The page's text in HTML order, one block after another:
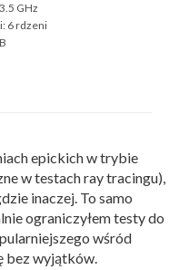
3.5 GHz
6 rdzeni
epickich w trybie
w testach ray tracingu),
inaczej. To samo
ograniczyłem testy do
wśród
bez wyjątków.